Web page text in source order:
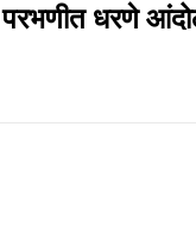
परभणीत धरणे